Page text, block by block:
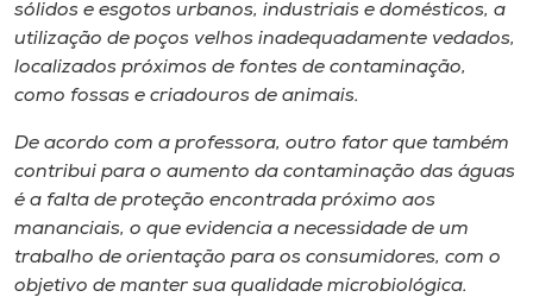
sólidos e esgotos urbanos, industriais e domésticos, a
utilização de poços velhos inadequadamente vedados,
localizados próximos de fontes de contaminação,
como fossas e criadouros de animais.
De acordo com a professora, outro fator que também
contribui para o aumento da contaminação das águas
é a falta de proteção encontrada próximo aos
mananciais, o que evidencia a necessidade de um
trabalho de orientação para os consumidores, com o
objetivo de manter sua qualidade microbiológica.